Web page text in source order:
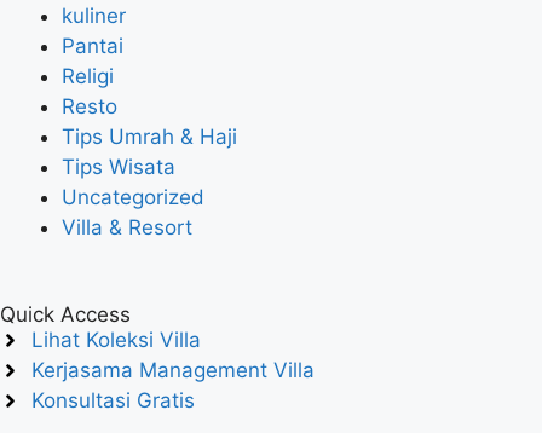
kuliner
Pantai
Religi
Resto
Tips Umrah & Haji
Tips Wisata
Uncategorized
Villa & Resort
Quick Access
Lihat Koleksi Villa
Kerjasama Management Villa
Konsultasi Gratis